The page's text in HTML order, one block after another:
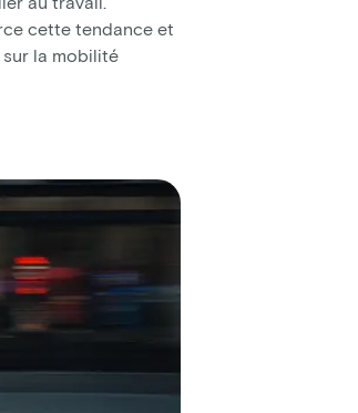
cette tendance et
la mobilité